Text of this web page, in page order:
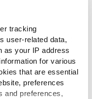
tracking
user-related data,
as your IP address
for various
that are essential
preferences
and preferences,
7/7